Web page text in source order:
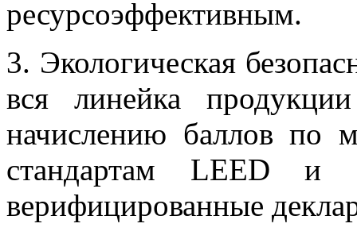
ресурсоэффективным.
3. Экологическая
вся линейка
начислению баллов по
стандартам LEED
верифицированные